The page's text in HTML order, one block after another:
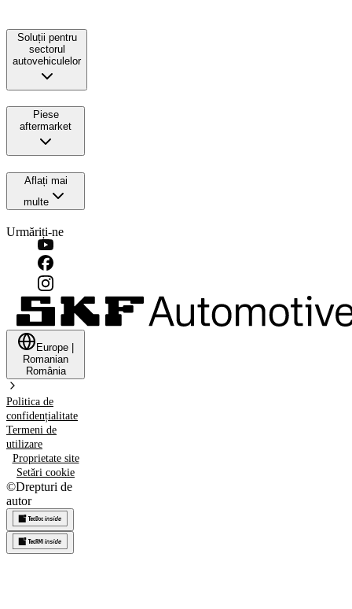
Soluții pentru
sectorul
autovehiculelor
Piese
aftermarket
Aflați mai
multe
Urmăriți-ne
Europe
Romanian
România
Politica de
confidențialitate
Termeni de
utilizare
Proprietate site
Setări cookie
©Drepturi de
autor